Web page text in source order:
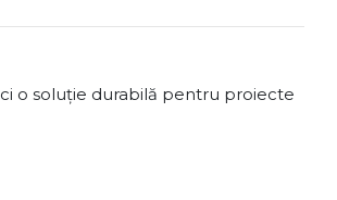
o soluție durabilă pentru proiecte